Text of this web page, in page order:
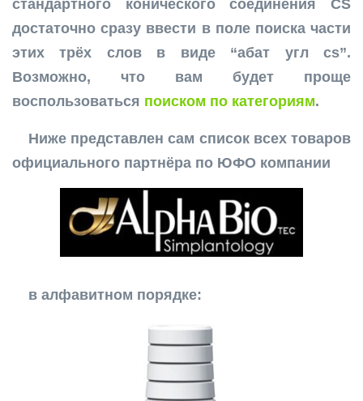
стандартного конического соединения CS
достаточно сразу ввести в поле поиска части
этих трёх слов в виде “абат угл cs”.
Возможно, что вам будет проще
воспользоваться поиском по категориям.
Ниже представлен сам список всех товаров
официального партнёра по ЮФО компании
в алфавитном порядке: